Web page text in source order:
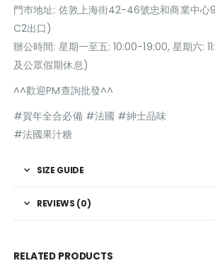
門巿地址: 佐敦上海街42-46號忠和商業中心
C2出口)
辦公時間: 星期一至五: 10:00-19:00, 星期六:
及公眾假期休息)
^^歡迎PM查詢批發^^
#賀年全合必備 #法國 #紳士品味
#法國果汁糖
SIZE GUIDE
REVIEWS (0)
RELATED PRODUCTS